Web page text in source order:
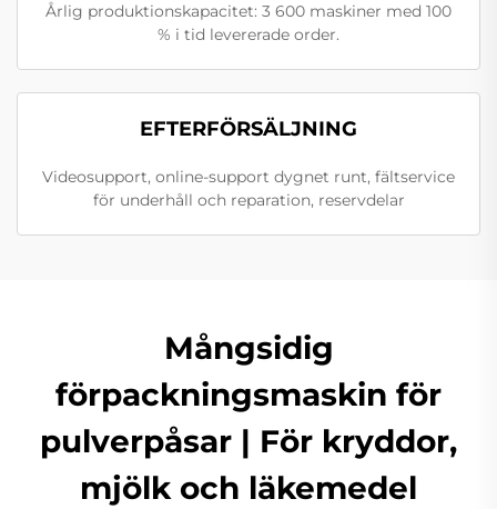
Årlig produktionskapacitet: 3 600 maskiner med 100
% i tid levererade order.
EFTERFÖRSÄLJNING
Videosupport, online-support dygnet runt, fältservice
för underhåll och reparation, reservdelar
Mångsidig
förpackningsmaskin för
pulverpåsar | För kryddor,
mjölk och läkemedel